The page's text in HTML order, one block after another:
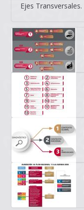
Ejes Transversales.